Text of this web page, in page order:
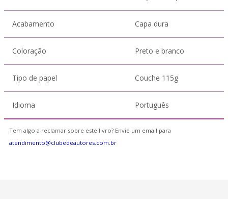
Acabamento Capa dura
Coloração Preto e branco
Tipo de papel Couche 115g
Idioma Português
Tem algo a reclamar sobre este livro? Envie um email para
atendimento@clubedeautores.com.br